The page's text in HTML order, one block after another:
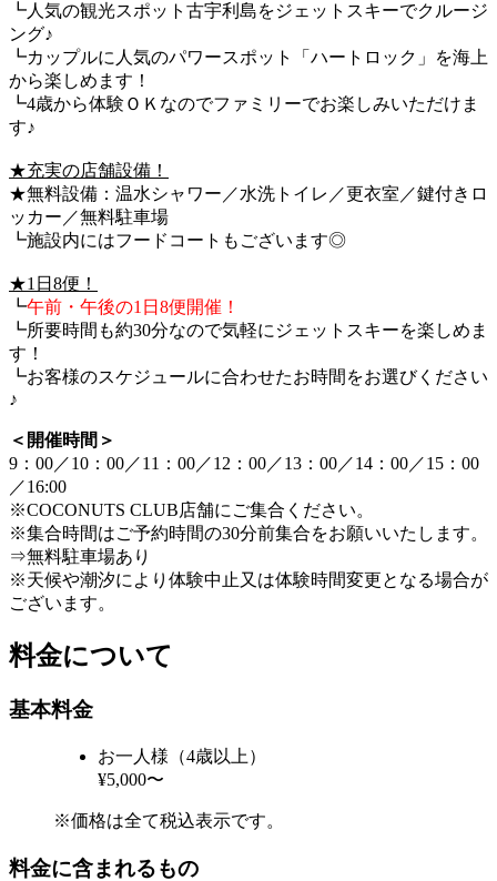
┗人気の観光スポット古宇利島をジェットスキーでクルージ
ング♪
┗カップルに人気のパワースポット「ハートロック」を海上
から楽しめます！
┗4歳から体験ＯＫなのでファミリーでお楽しみいただけま
す♪
★充実の店舗設備！
★無料設備：温水シャワー／水洗トイレ／更衣室／鍵付きロ
ッカー／無料駐車場
┗施設内にはフードコートもございます◎
★1日8便！
┗午前・午後の1日8便開催！
┗所要時間も約30分なので気軽にジェットスキーを楽しめま
す！
┗お客様のスケジュールに合わせたお時間をお選びください
♪
＜開催時間＞
9：00／10：00／11：00／12：00／13：00／14：00／15：00
／16:00
※COCONUTS CLUB店舗にご集合ください。
※集合時間はご予約時間の30分前集合をお願いいたします。
⇒無料駐車場あり
※天候や潮汐により体験中止又は体験時間変更となる場合が
ございます。
料金について
基本料金
お一人様（4歳以上）
¥5,000〜
※価格は全て税込表示です。
料金に含まれるもの